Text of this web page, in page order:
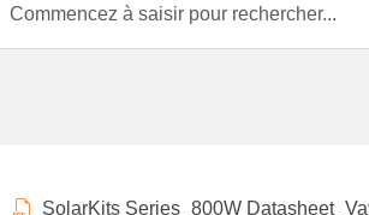
SolarKits Series_800W